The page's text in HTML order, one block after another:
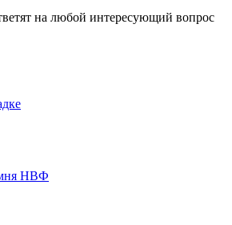
на любой интересующий вопрос
НВФ